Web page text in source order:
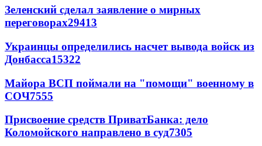
Зеленский сделал заявление о мирных
переговорах29413
Украинцы определились насчет вывода войск из
Донбасса15322
Майора ВСП поймали на "помощи" военному в
СОЧ7555
Присвоение средств ПриватБанка: дело
Коломойского направлено в суд7305